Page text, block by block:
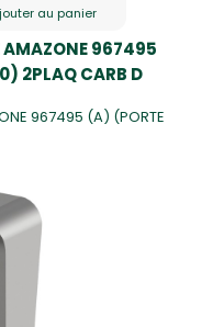
au panier
AMAZONE 967495
2PLAQ CARB D
967495 (A) (PORTE